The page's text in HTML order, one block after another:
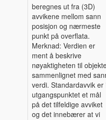
beregnes ut fra (3D)
avvikene mellom sann
posisjon og nærmeste
punkt på overflata.
Merknad: Verdien er
ment å beskrive
nøyaktigheten til
sammenlignet med
verdi. Standardavvik er
utgangspunktet et mål
på det tilfeldige avviket
og det innebærer at vi